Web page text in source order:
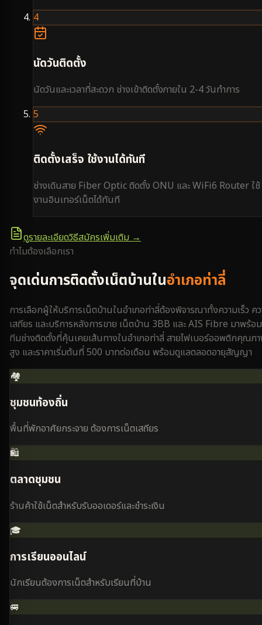
4
นัดวันติดตั้ง
นัดวันและเวลาที่สะดวก ช่างเข้าติดตั้งภายใน 2-4 วันทำการ
5
ติดตั้งเสร็จ ใช้งานได้ทันที
ช่างเดินสาย Fiber Optic ติดตั้ง ONU และ WiFi6 Router ใช้
งานอินเทอร์เน็ตได้ทันที
ดูรายละเอียดวิธีสมัครเพิ่มเติม →
ทำไมต้องเลือกเรา
จุดเด่นการติดตั้งเน็ตบ้านในอำเภอท่าลี่
การเลือกผู้ให้บริการเน็ตบ้านในอำเภอท่าลี่ต้องพิจารณาทั้งความเร็ว ค
เสถียร และบริการหลังการขาย เน็ตบ้าน 3BB และ AIS Fibre มาพร้อม
ทีมช่างติดตั้งที่คุ้นเคยเส้นทางในอำเภอท่าลี่ สายไฟเบอร์ออพติกคุณภ
สูง และราคาเริ่มต้นที่ 500 บาทต่อเดือน พร้อมดูแลตลอดอายุสัญญา
🏘️
ชุมชนท้องถิ่น
พื้นที่พักอาศัยกระจาย ต้องการเน็ตเสถียร
🛍️
ตลาดชุมชน
ร้านค้าใช้เน็ตสำหรับรับออเดอร์และชำระเงิน
🎓
การเรียนออนไลน์
นักเรียนต้องการเน็ตสำหรับเรียนที่บ้าน
🚐